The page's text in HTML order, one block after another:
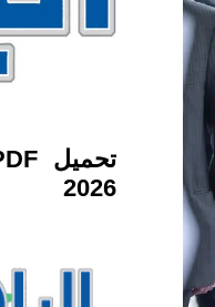
2026